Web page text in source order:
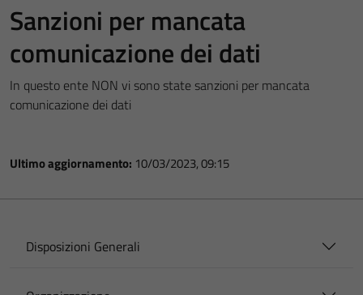
Sanzioni per mancata
comunicazione dei dati
In questo ente NON vi sono state sanzioni per mancata
comunicazione dei dati
Ultimo aggiornamento: 10/03/2023, 09:15
Disposizioni Generali